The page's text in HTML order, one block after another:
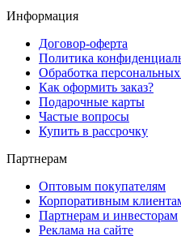
Информация
Договор-оферта
Политика
Обработка
Как оформить заказ?
Подарочные карты
Частые вопросы
Купить в рассрочку
Партнерам
Оптовым покупателям
Корпоративным
Партнерам и инвесторам
Реклама на сайте